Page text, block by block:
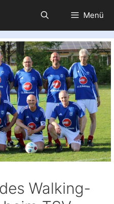
Menü
Walking-